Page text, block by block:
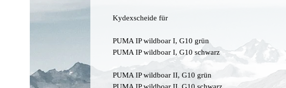
Kydexscheide für
PUMA IP wildboar I, G10 grün
PUMA IP wildboar I, G10 schwarz
PUMA IP wildboar II, G10 grün